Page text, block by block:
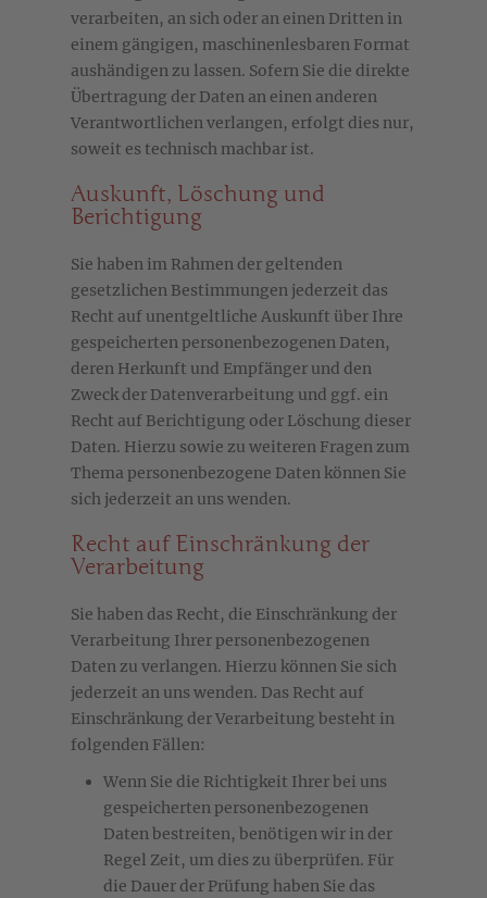
verarbeiten, an sich oder an einen Dritten in
einem gängigen, maschinenlesbaren Format
aushändigen zu lassen. Sofern Sie die direkte
Übertragung der Daten an einen anderen
Verantwortlichen verlangen, erfolgt dies nur,
soweit es technisch machbar ist.
Auskunft, Löschung und
Berichtigung
Sie haben im Rahmen der geltenden
gesetzlichen Bestimmungen jederzeit das
Recht auf unentgeltliche Auskunft über Ihre
gespeicherten personenbezogenen Daten,
deren Herkunft und Empfänger und den
Zweck der Datenverarbeitung und ggf. ein
Recht auf Berichtigung oder Löschung dieser
Daten. Hierzu sowie zu weiteren Fragen zum
Thema personenbezogene Daten können Sie
sich jederzeit an uns wenden.
Recht auf Einschränkung der
Verarbeitung
Sie haben das Recht, die Einschränkung der
Verarbeitung Ihrer personenbezogenen
Daten zu verlangen. Hierzu können Sie sich
jederzeit an uns wenden. Das Recht auf
Einschränkung der Verarbeitung besteht in
folgenden Fällen:
Wenn Sie die Richtigkeit Ihrer bei uns
gespeicherten personenbezogenen
Daten bestreiten, benötigen wir in der
Regel Zeit, um dies zu überprüfen. Für
die Dauer der Prüfung haben Sie das